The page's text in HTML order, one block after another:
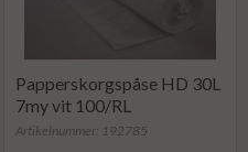
Papperskorgspåse HD 30L
7my vit 100/RL
Artikelnummer: 192785